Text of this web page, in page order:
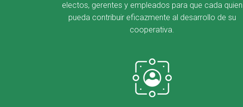
electos, gerentes y empleados para que cada quien
pueda contribuir eficazmente al desarrollo de su
cooperativa.